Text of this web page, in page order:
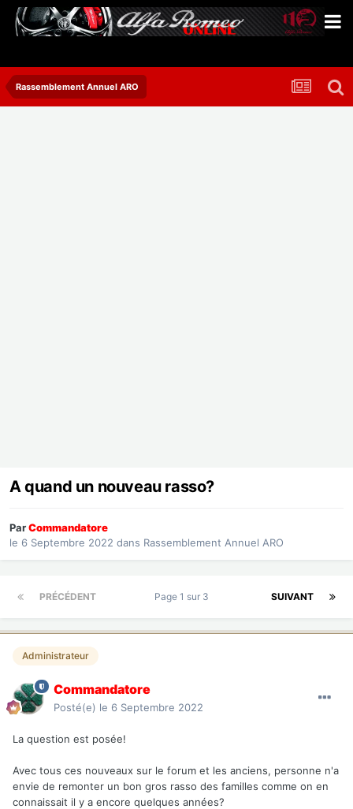
Rassemblement Annuel ARO
A quand un nouveau rasso?
ParCommandatore
le 6 Septembre 2022 dans Rassemblement Annuel ARO
PRÉCÉDENT SUIVANT
Page 1 sur 3
Administrateur
Commandatore
Posté(e) le 6 Septembre 2022
La question est posée!
Avec tous ces nouveaux sur le forum et les anciens, personne n'a
envie de remonter un bon gros rasso des familles comme on en
connaissait il y a encore quelques années?